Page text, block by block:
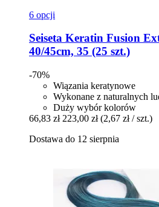
6 opcji
Seiseta Keratin Fusion
40/45cm, 35 (25 szt.)
-70%
Wiązania keratynowe
Wykonane z naturalnych
Duży wybór kolorów
66,83 zł 223,00 zł (2,67 zł / szt.)
Dostawa do 12 sierpnia